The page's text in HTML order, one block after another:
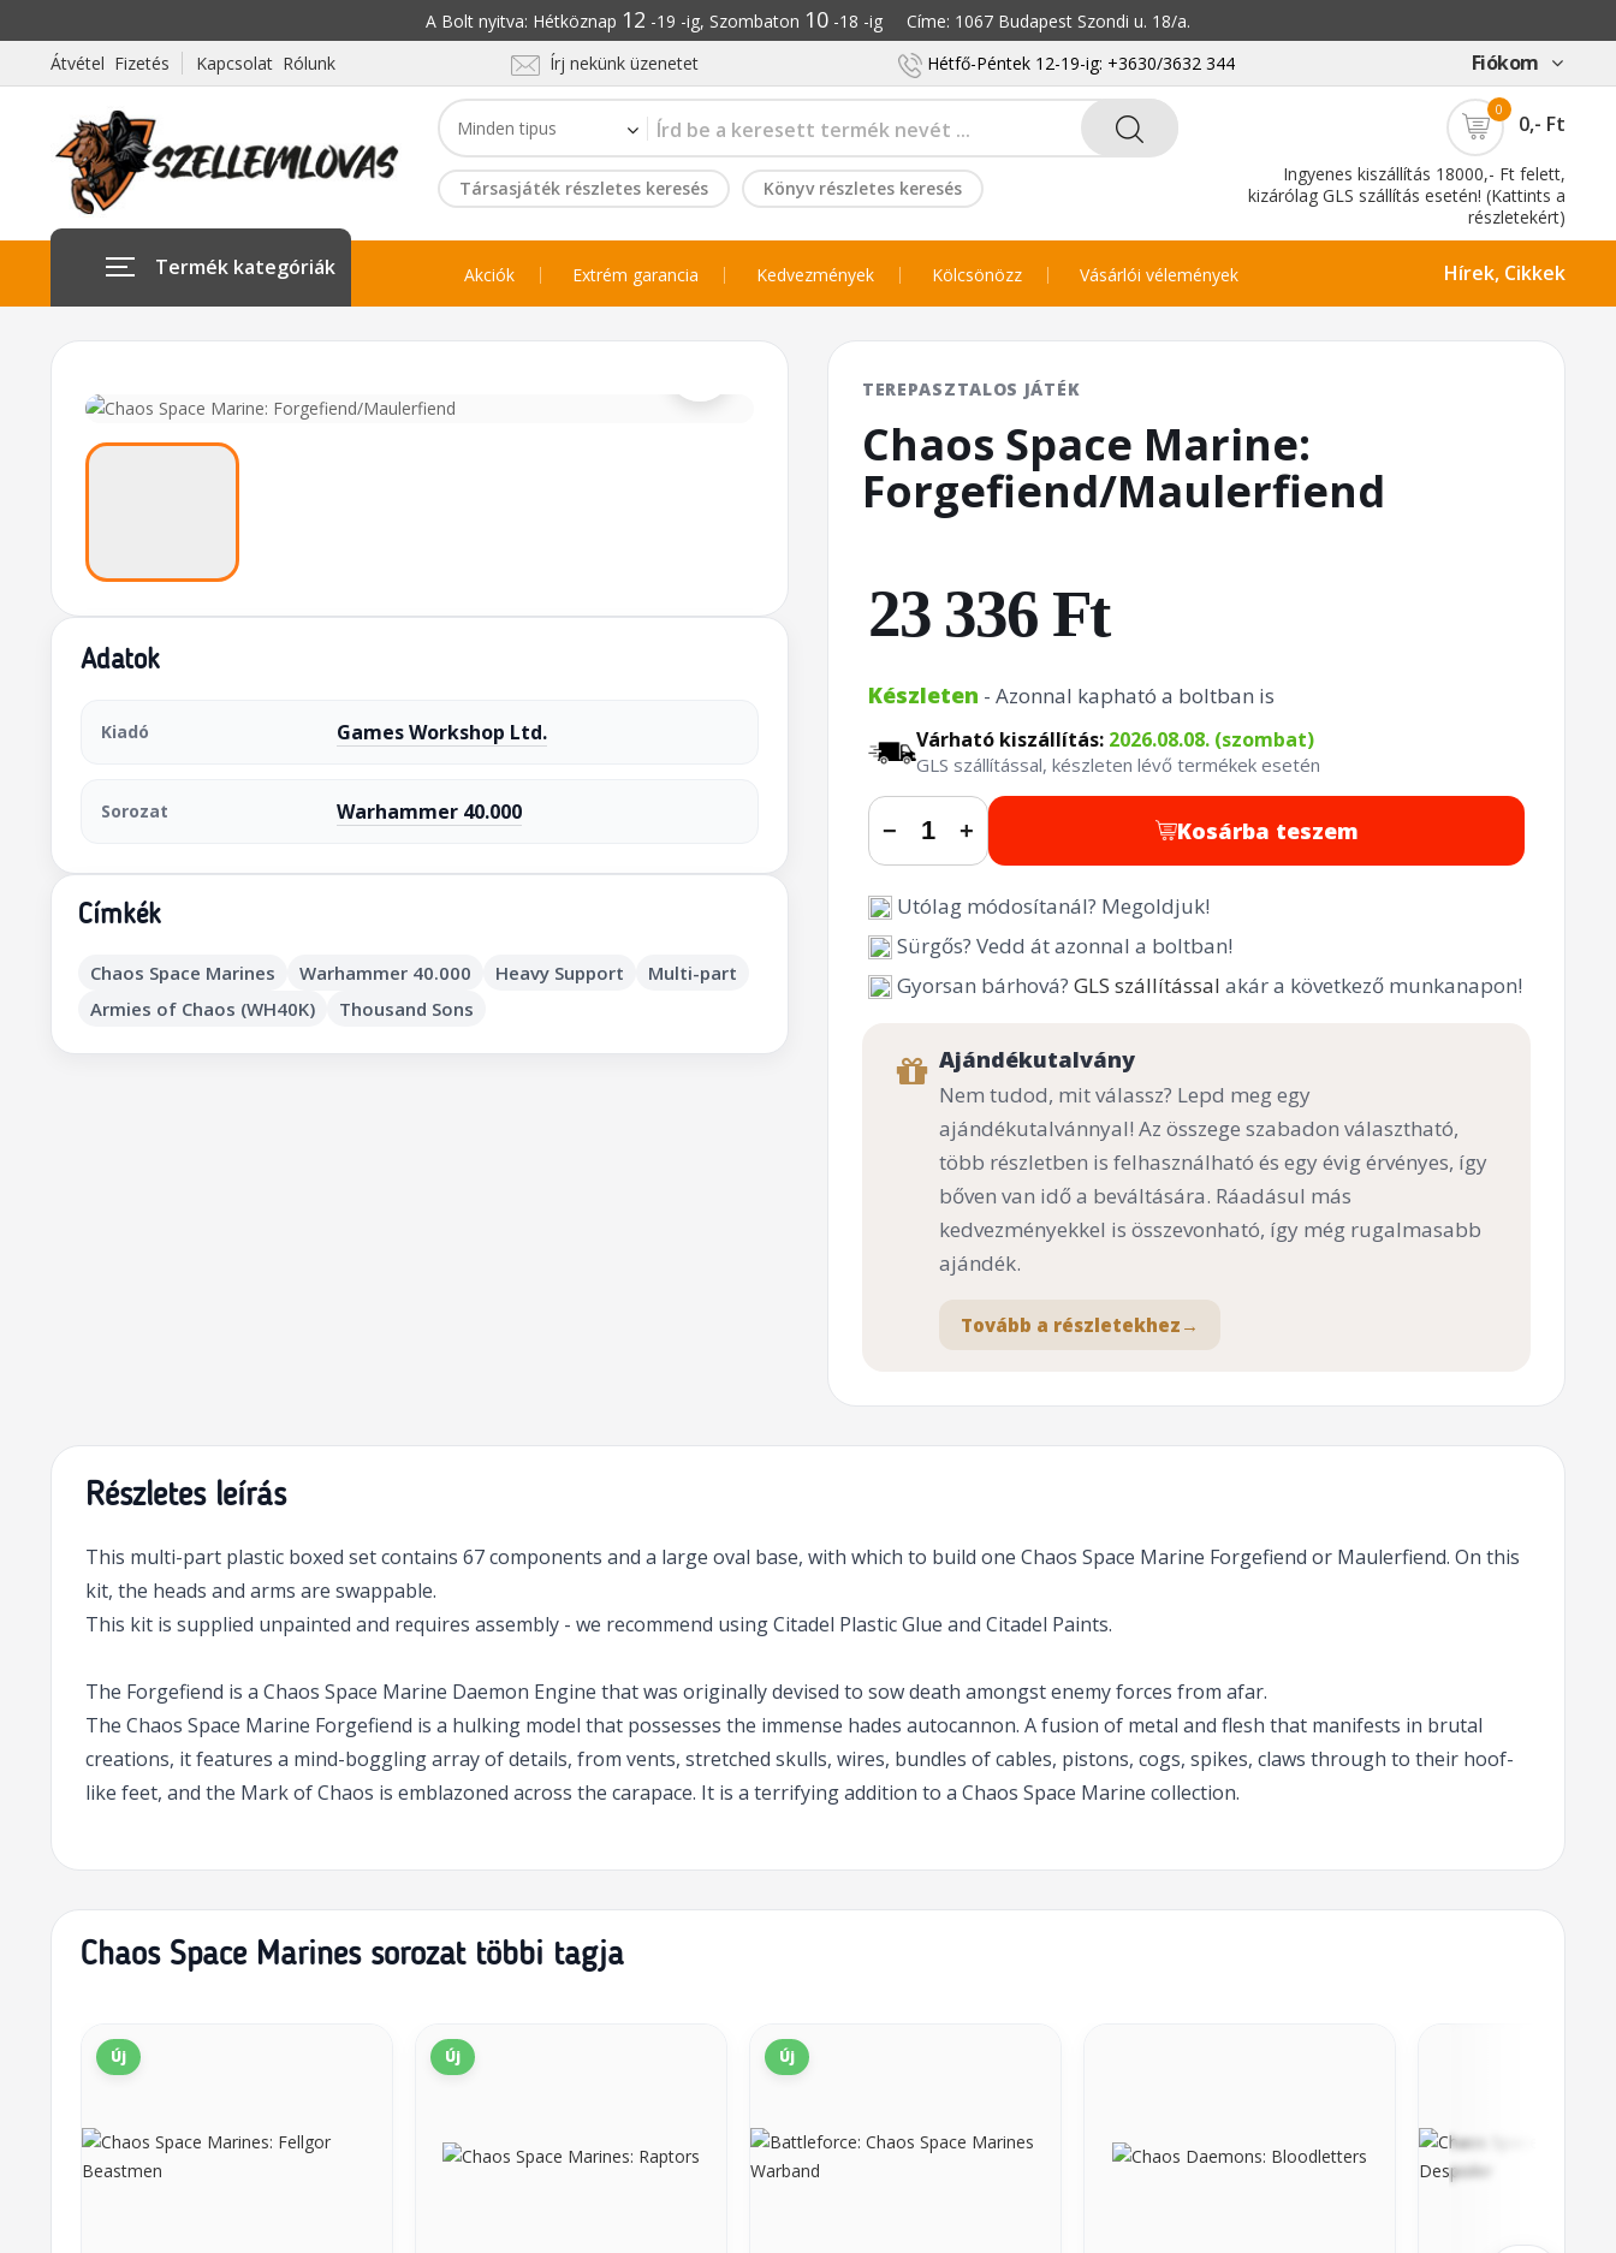
A Bolt nyitva: Hétköznap 12 -19 -ig, Szombaton 10-18 -ig Címe: 1067 Budapest Szondi u. 18/a.
Átvétel Fizetés
Kapcsolat Rólunk Írj nekünk üzenetet Hétfő-Péntek 12-19-ig: +3630/3632 344 Fiókom
Társasjáték részletes keresés Könyv részletes keresés
0
0,- Ft
Ingyenes kiszállítás 18000,- Ft felett,
kizárólag GLS szállítás esetén! (Kattints a
részletekért)
Termék kategóriák Akciók Extrém garancia Kedvezmények Kölcsönözz Vásárlói vélemények Hírek, Cikkek
Adatok
Kiadó Games Workshop Ltd.
Sorozat Warhammer 40.000
Címkék
Chaos Space Marines Warhammer 40.000 Heavy Support
Multi-part
Armies of Chaos (WH40K)
Thousand Sons
TEREPASZTALOS JÁTÉK
Chaos Space Marine:
Forgefiend/Maulerfiend
23 336 Ft
Készleten - Azonnal kapható a boltban is
Várható kiszállítás: 2026.08.08. (szombat)
GLS szállítással, készleten lévő termékek esetén
− + Kosárba teszem
Utólag módosítanál? Megoldjuk!
Sürgős? Vedd át azonnal a boltban!
Gyorsan bárhová? GLS szállítással akár a következő munkanapon!
Ajándékutalvány
Nem tudod, mit válassz? Lepd meg egy
ajándékutalvánnyal! Az összege szabadon választható,
több részletben is felhasználható és egy évig érvényes, így
bőven van idő a beváltására. Ráadásul más
kedvezményekkel is összevonható, így még rugalmasabb
ajándék.
Tovább a részletekhez →
Részletes leírás
This multi-part plastic boxed set contains 67 components and a large oval base, with which to build one Chaos Space Marine Forgefiend or Maulerfiend. On this
kit, the heads and arms are swappable.
This kit is supplied unpainted and requires assembly - we recommend using Citadel Plastic Glue and Citadel Paints.
The Forgefiend is a Chaos Space Marine Daemon Engine that was originally devised to sow death amongst enemy forces from afar.
The Chaos Space Marine Forgefiend is a hulking model that possesses the immense hades autocannon. A fusion of metal and flesh that manifests in brutal
creations, it features a mind-boggling array of details, from vents, stretched skulls, wires, bundles of cables, pistons, cogs, spikes, claws through to their hoof-
like feet, and the Mark of Chaos is emblazoned across the carapace. It is a terrifying addition to a Chaos Space Marine collection.
Chaos Space Marines sorozat többi tagja
Új Új Új